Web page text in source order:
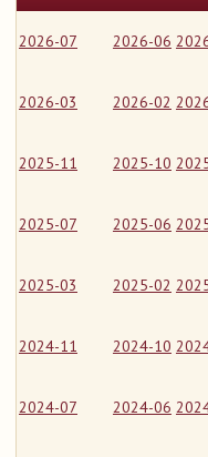
2026-07 2026-06
2026-03 2026-02
2025-11 2025-10
2025-07 2025-06
2025-03 2025-02
2024-11 2024-10
2024-07 2024-06